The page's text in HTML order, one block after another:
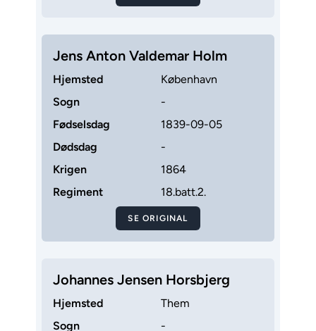
Jens Anton Valdemar Holm
Hjemsted
København
Sogn
-
Fødselsdag
1839-09-05
Dødsdag
-
Krigen
1864
Regiment
18.batt.2.
SE ORIGINAL
Johannes Jensen Horsbjerg
Hjemsted
Them
Sogn
-